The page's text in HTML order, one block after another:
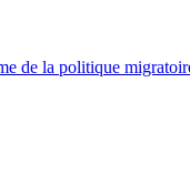
de la politique